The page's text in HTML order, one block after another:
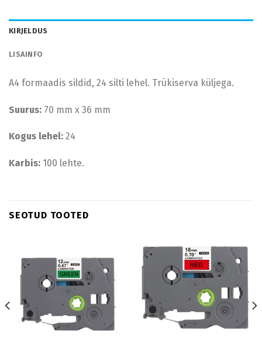
KIRJELDUS
LISAINFO
A4 formaadis sildid, 24 silti lehel. Trükiserva küljega.
Suurus: 70 mm x 36 mm
Kogus lehel: 24
Karbis: 100 lehte.
SEOTUD TOOTED